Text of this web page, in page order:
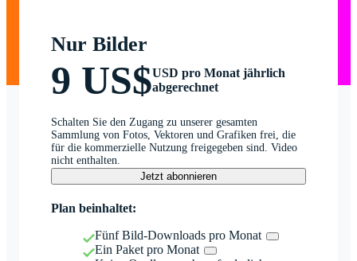
Nur Bilder
9 US$USD pro Monat jährlich
abgerechnet
Schalten Sie den Zugang zu unserer gesamten
Sammlung von Fotos, Vektoren und Grafiken frei, die
für die kommerzielle Nutzung freigegeben sind. Video
nicht enthalten.
Jetzt abonnieren
Plan beinhaltet:
Fünf Bild-Downloads pro Monat
Ein Paket pro Monat